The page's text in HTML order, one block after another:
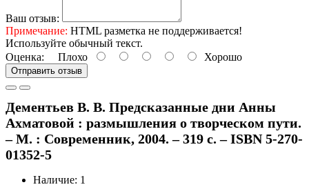
Ваш отзыв:
Примечание: HTML разметка не поддерживается!
Используйте обычный текст.
Оценка: Плохо Хорошо
Отправить отзыв
Дементьев В. В. Предсказанные дни Анны
Ахматовой : размышления о творческом пути.
– М. : Современник, 2004. – 319 с. – ISBN 5-270-
01352-5
Наличие: 1